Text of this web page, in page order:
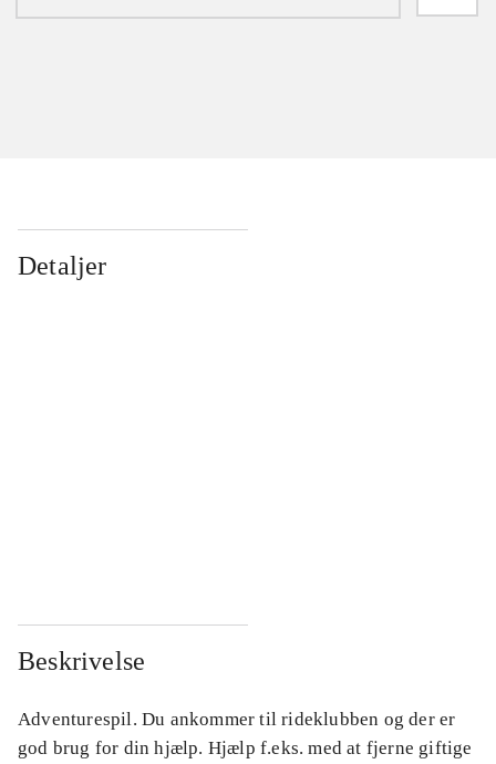
Detaljer
Beskrivelse
Adventurespil. Du ankommer til rideklubben og der er
god brug for din hjælp. Hjælp f.eks. med at fjerne giftige